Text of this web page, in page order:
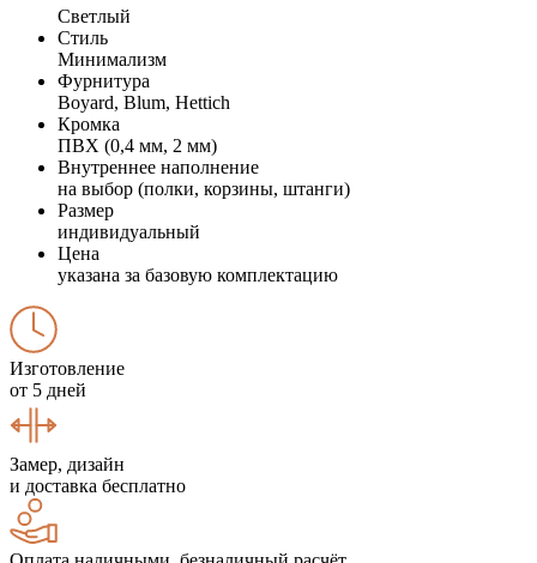
Светлый
Стиль
Минимализм
Фурнитура
Boyard, Blum, Hettich
Кромка
ПВХ (0,4 мм, 2 мм)
Внутреннее наполнение
на выбор (полки, корзины, штанги)
Размер
индивидуальный
Цена
указана за базовую комплектацию
Изготовление
от 5 дней
Замер, дизайн
и доставка бесплатно